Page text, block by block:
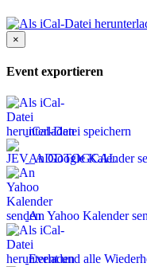
×
Event exportieren
iCal-Datei speichern
An Google Kalender
An Yahoo Kalender
Event und alle